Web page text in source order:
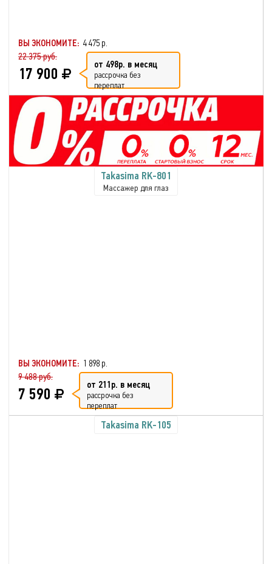
ВЫ ЭКОНОМИТЕ: 4 475 р.
22 375 руб.
17 900 от 498р. в месяц
рассрочка без
переплат
Takasima RK-801
Массажер для глаз
ВЫ ЭКОНОМИТЕ: 1 898 р.
9 488 руб.
7 590 от 211р. в месяц
рассрочка без
переплат
Takasima RK-105